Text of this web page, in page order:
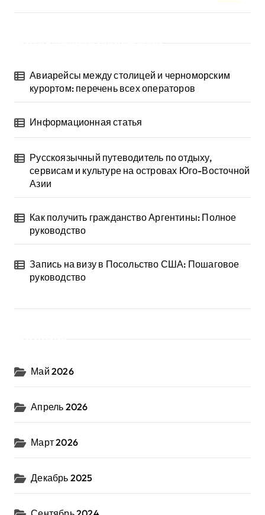
Авиарейсы между столицей и черноморским
курортом: перечень всех операторов
Информационная статья
Русскоязычный путеводитель по отдыху,
сервисам и культуре на островах Юго-Восточной
Азии
Как получить гражданство Аргентины: Полное
руководство
Запись на визу в Посольство США: Пошаговое
руководство
Май 2026
Апрель 2026
Март 2026
Декабрь 2025